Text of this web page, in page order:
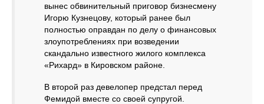
вынес обвинительный приговор бизнесмену
Игорю Кузнецову, который ранее был
полностью оправдан по делу о финансовых
злоупотреблениях при возведении
скандально известного жилого комплекса
«Рихард» в Кировском районе.
В второй раз девелопер предстал перед
Фемидой вместе со своей супругой.